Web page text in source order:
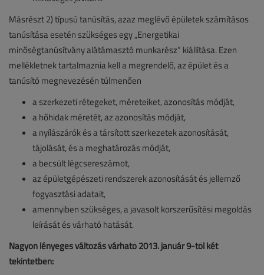
Másrészt 2) típusú tanúsítás, azaz meglévő épületek számításos
tanúsítása esetén szükséges egy „Energetikai
minőségtanúsítvány alátámasztó munkarész” kiállítása. Ezen
mellékletnek tartalmaznia kell a megrendelő, az épület és a
tanúsító megnevezésén túlmenően
a szerkezeti rétegeket, méreteiket, azonosítás módját,
a hőhidak méretét, az azonosítás módját,
a nyílászárók és a társított szerkezetek azonosítását,
tájolását, és a meghatározás módját,
a becsült légcsereszámot,
az épületgépészeti rendszerek azonosítását és jellemző
fogyasztási adatait,
amennyiben szükséges, a javasolt korszerűsítési megoldás
leírását és várható hatását.
Nagyon lényeges változás várható 2013. január 9-től két
tekintetben: